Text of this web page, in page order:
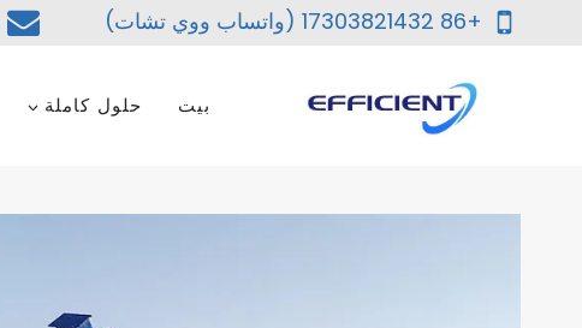
+86 17303821432 (واتساب ووي تشات)
بيت حلول كاملة